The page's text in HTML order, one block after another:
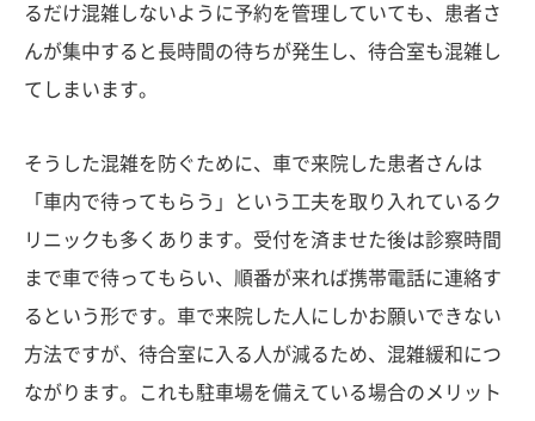
るだけ混雑しないように予約を管理していても、患者さ
んが集中すると長時間の待ちが発生し、待合室も混雑し
てしまいます。
そうした混雑を防ぐために、車で来院した患者さんは
「車内で待ってもらう」という工夫を取り入れているク
リニックも多くあります。受付を済ませた後は診察時間
まで車で待ってもらい、順番が来れば携帯電話に連絡す
るという形です。車で来院した人にしかお願いできない
方法ですが、待合室に入る人が減るため、混雑緩和につ
ながります。これも駐車場を備えている場合のメリット